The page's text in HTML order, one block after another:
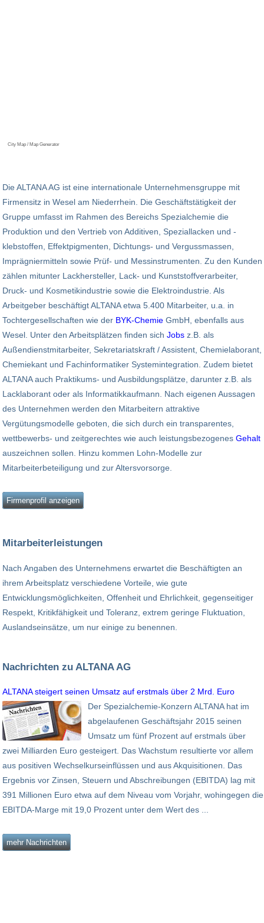
City Map / Map Generator
Die ALTANA AG ist eine internationale Unternehmensgruppe mit
Firmensitz in Wesel am Niederrhein. Die Geschäftstätigkeit der
Gruppe umfasst im Rahmen des Bereichs Spezialchemie die
Produktion und den Vertrieb von Additiven, Speziallacken und -
klebstoffen, Effektpigmenten, Dichtungs- und Vergussmassen,
Imprägniermitteln sowie Prüf- und Messinstrumenten. Zu den Kunden
zählen mitunter Lackhersteller, Lack- und Kunststoffverarbeiter,
Druck- und Kosmetikindustrie sowie die Elektroindustrie. Als
Arbeitgeber beschäftigt ALTANA etwa 5.400 Mitarbeiter, u.a. in
Tochtergesellschaften wie der BYK-Chemie GmbH, ebenfalls aus
Wesel. Unter den Arbeitsplätzen finden sich Jobs z.B. als
Außendienstmitarbeiter, Sekretariatskraft / Assistent, Chemielaborant,
Chemiekant und Fachinformatiker Systemintegration. Zudem bietet
ALTANA auch Praktikums- und Ausbildungsplätze, darunter z.B. als
Lacklaborant oder als Informatikkaufmann. Nach eigenen Aussagen
des Unternehmen werden den Mitarbeitern attraktive
Vergütungsmodelle geboten, die sich durch ein transparentes,
wettbewerbs- und zeitgerechtes wie auch leistungsbezogenes Gehalt
auszeichnen sollen. Hinzu kommen Lohn-Modelle zur
Mitarbeiterbeteiligung und zur Altersvorsorge.
Firmenprofil anzeigen
Mitarbeiterleistungen
Nach Angaben des Unternehmens erwartet die Beschäftigten an
ihrem Arbeitsplatz verschiedene Vorteile, wie gute
Entwicklungsmöglichkeiten, Offenheit und Ehrlichkeit, gegenseitiger
Respekt, Kritikfähigkeit und Toleranz, extrem geringe Fluktuation,
Auslandseinsätze, um nur einige zu benennen.
Nachrichten zu ALTANA AG
ALTANA steigert seinen Umsatz auf erstmals über 2 Mrd. Euro
Der Spezialchemie-Konzern ALTANA hat im
abgelaufenen Geschäftsjahr 2015 seinen
Umsatz um fünf Prozent auf erstmals über
zwei Milliarden Euro gesteigert. Das Wachstum resultierte vor allem
aus positiven Wechselkurseinflüssen und aus Akquisitionen. Das
Ergebnis vor Zinsen, Steuern und Abschreibungen (EBITDA) lag mit
391 Millionen Euro etwa auf dem Niveau vom Vorjahr, wohingegen die
EBITDA-Marge mit 19,0 Prozent unter dem Wert des ...
mehr Nachrichten